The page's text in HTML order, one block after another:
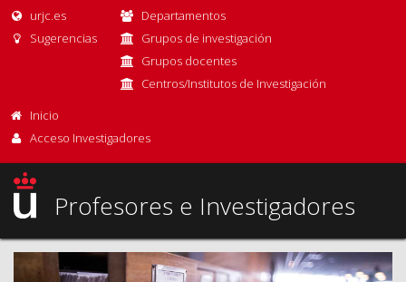
urjc.es
Sugerencias
Departamentos
Grupos de investigación
Grupos docentes
Centros/Institutos de Investigación
Inicio
Acceso Investigadores
Profesores e Investigadores